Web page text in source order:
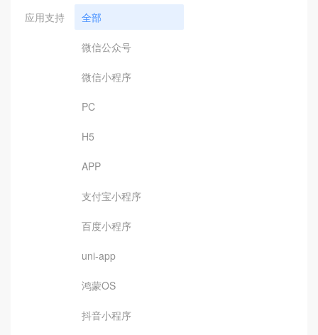
应用支持 全部
微信公众号
微信小程序
PC
H5
APP
支付宝小程序
百度小程序
uni-app
鸿蒙OS
抖音小程序